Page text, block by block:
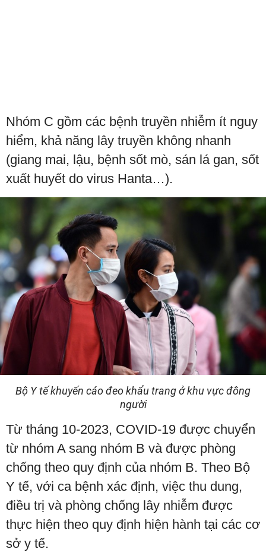
Nhóm C gồm các bệnh truyền nhiễm ít nguy
hiểm, khả năng lây truyền không nhanh
(giang mai, lậu, bệnh sốt mò, sán lá gan, sốt
xuất huyết do virus Hanta…).
Bộ Y tế khuyến cáo đeo khẩu trang ở khu vực đông
người
Từ tháng 10-2023, COVID-19 được chuyển
từ nhóm A sang nhóm B và được phòng
chống theo quy định của nhóm B. Theo Bộ
Y tế, với ca bệnh xác định, việc thu dung,
điều trị và phòng chống lây nhiễm được
thực hiện theo quy định hiện hành tại các cơ
sở y tế.